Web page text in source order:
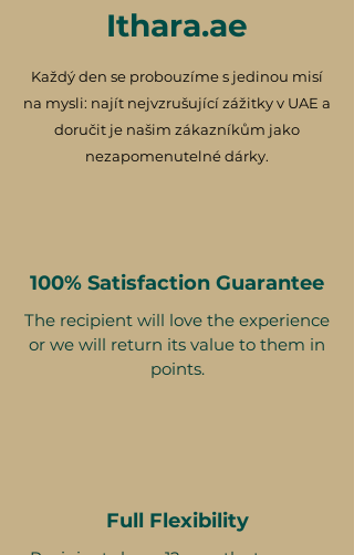
Ithara.ae
Každý den se probouzíme s jedinou misí
na mysli: najít nejvzrušující zážitky v UAE a
doručit je našim zákazníkům jako
nezapomenutelné dárky.
100% Satisfaction Guarantee
The recipient will love the experience
or we will return its value to them in
points.
Full Flexibility